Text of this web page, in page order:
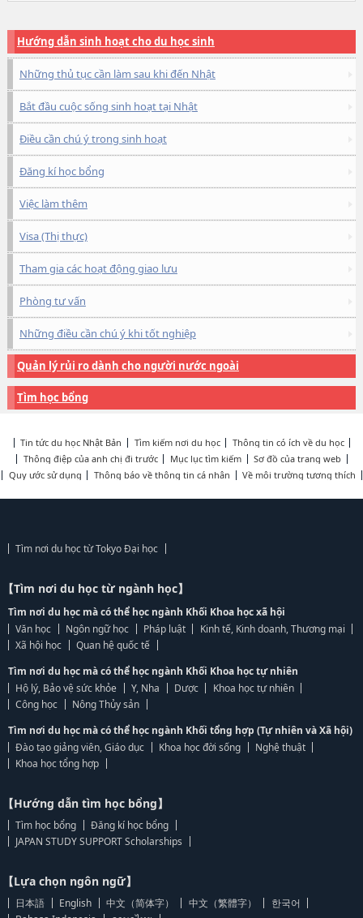
Hướng dẫn sinh hoạt cho du học sinh
Những thủ tục cần làm sau khi đến Nhật
Bắt đầu cuộc sống sinh hoạt tại Nhật
Điều cần chú ý trong sinh hoạt
Đăng kí học bổng
Việc làm thêm
Visa (Thị thực)
Tham gia các hoạt động giao lưu
Phòng tư vấn
Những điều cần chú ý khi tốt nghiệp
Quản lý rủi ro dành cho người nước ngoài
Tìm học bổng
Tin tức du học Nhật Bản Tìm kiếm nơi du học
Thông tin có ích về du học
Thông điệp của anh chị đi trước
Mục lục tìm kiếm
Sơ đồ của trang web
Quy ước sử dụng
Thông báo về thông tin cá nhân Về môi trường tương thích
Tìm nơi du học từ Tokyo Đại học
【Tìm nơi du học từ ngành học】
Tìm nơi du học mà có thể học ngành Khối Khoa học xã hội
Văn học
Ngôn ngữ học Pháp luật
Kinh tế, Kinh doanh, Thương mại
Xã hội học
Quan hệ quốc tế
Tìm nơi du học mà có thể học ngành Khối Khoa học tự nhiên
Hộ lý, Bảo vệ sức khỏe
Y, Nha Dược
Khoa học tự nhiên
Công học
Nông Thủy sản
Tìm nơi du học mà có thể học ngành Khối tổng hợp (Tự nhiên và Xã hội)
Đào tạo giảng viên, Giáo dục
Khoa học đời sống
Nghệ thuật
Khoa học tổng hợp
【Hướng dẫn tìm học bổng】
Tìm học bổng
Đăng kí học bổng
JAPAN STUDY SUPPORT Scholarships
【Lựa chọn ngôn ngữ】
日本語 English 中文（简体字） 中文（繁體字）
한국어